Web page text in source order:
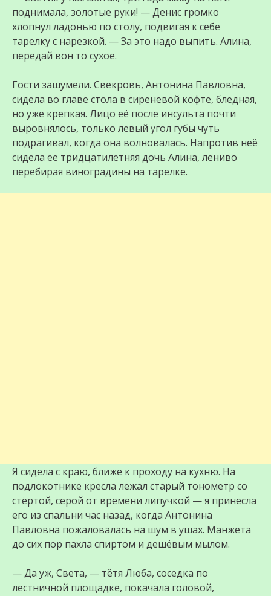
поднимала, золотые руки! — Денис громко
хлопнул ладонью по столу, подвигая к себе
тарелку с нарезкой. — За это надо выпить. Алина,
передай вон то сухое.
Гости зашумели. Свекровь, Антонина Павловна,
сидела во главе стола в сиреневой кофте, бледная,
но уже крепкая. Лицо её после инсульта почти
выровнялось, только левый угол губы чуть
подрагивал, когда она волновалась. Напротив неё
сидела её тридцатилетняя дочь Алина, лениво
перебирая виноградины на тарелке.
Я сидела с краю, ближе к проходу на кухню. На
подлокотнике кресла лежал старый тонометр со
стёртой, серой от времени липучкой — я принесла
его из спальни час назад, когда Антонина
Павловна пожаловалась на шум в ушах. Манжета
до сих пор пахла спиртом и дешёвым мылом.
— Да уж, Света, — тётя Люба, соседка по
лестничной площадке, покачала головой,